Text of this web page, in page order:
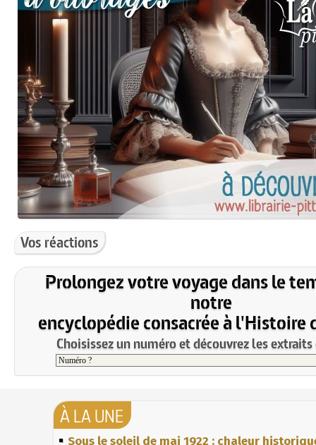
Vos réactions
Prolongez votre voyage dans le
notre
encyclopédie consacrée à l'Histoire
Choisissez un numéro et découvrez les
À LA UNE
Sous le soleil de mai 1922 : chaleur